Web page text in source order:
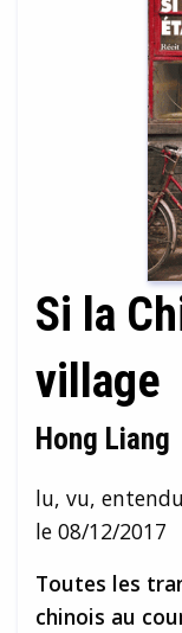
Si la
village
Hong Liang
lu, vu,
le 08/12/2017
Toutes les
chinois au